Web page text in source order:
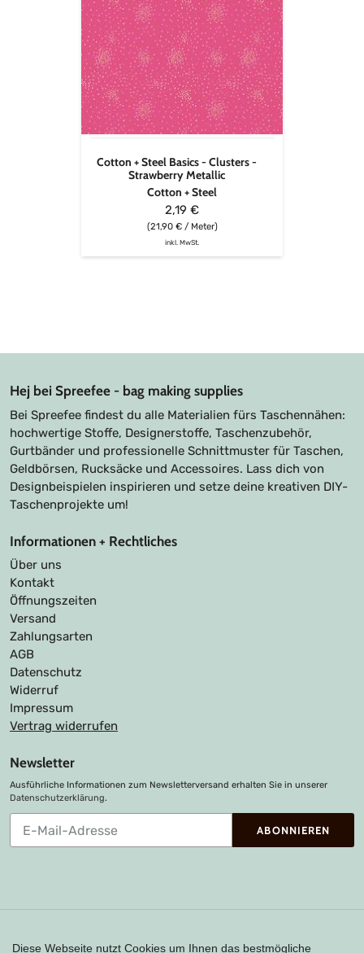
Cotton
+
Steel
Basics
-
Clusters
-
Strawberry
Metallic
Cotton + Steel Basics - Clusters -
Strawberry Metallic
Cotton + Steel
2,19 €
(21,90 € / Meter)
inkl. MwSt.
Hej bei Spreefee - bag making supplies
Bei Spreefee findest du alle Materialien fürs Taschennähen:
hochwertige Stoffe, Designerstoffe, Taschenzubehör,
Gurtbänder und professionelle Schnittmuster für Taschen,
Geldbörsen, Rucksäcke und Accessoires. Lass dich von
Designbeispielen inspirieren und setze deine kreativen DIY-
Taschenprojekte um!
Informationen + Rechtliches
Über uns
Kontakt
Öffnungszeiten
Versand
Zahlungsarten
AGB
Datenschutz
Widerruf
Impressum
Vertrag widerrufen
Newsletter
Ausführliche Informationen zum Newsletterversand erhalten Sie in unserer
Datenschutzerklärung.
unsere
ABONNIEREN
Zahlungsarten
Diese Webseite nutzt Cookies um Ihnen das bestmögliche